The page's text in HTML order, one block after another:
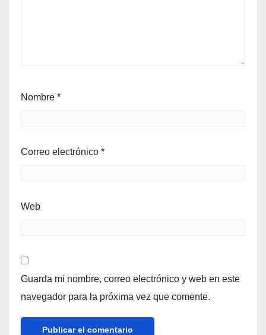
Nombre *
Correo electrónico *
Web
Guarda mi nombre, correo electrónico y web en este
navegador para la próxima vez que comente.